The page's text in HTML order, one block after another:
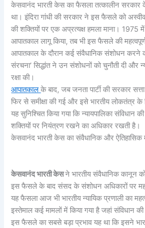
केसवानंद भारती केस का फैसला तत्कालीन सरकार
था। इंदिरा गांधी की सरकार ने इस फैसले को
की शक्तियों पर एक अप्रत्यक्ष हमला माना। 1975
आपातकाल लागू किया, तब भी इस फैसले की
आपातकाल के दौरान कई संवैधानिक संशोधन करने
संरचना’ सिद्धांत ने उन संशोधनों को चुनौती दी और
रक्षा की।
आपातकालके बाद, जब जनता पार्टी की सरकार
फिर से समीक्षा की गई और इसे भारतीय लोकतंत्र के
यह सुनिश्चित किया गया कि न्यायपालिका
शक्तियों पर नियंत्रण रखने का अधिकार रखती है।
केसवानंद भारती केस का संवैधानिक और ऐतिहासिक
केसवानंद भारती केसने भारतीय संवैधानिक कानून
इस फैसले के बाद संसद के संशोधन अधिकारों पर
यह फैसला आज भी भारतीय न्यायिक प्रणाली का
इस्तेमाल कई मामलों में किया गया है जहां संविधान
इस फैसले का सबसे बड़ा प्रभाव यह था कि इसने